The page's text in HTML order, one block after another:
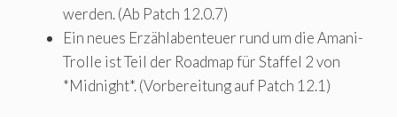
werden. (Ab Patch 12.0.7)
Ein neues Erzählabenteuer rund um die Amani-
Trolle ist Teil der Roadmap für Staffel 2 von
*Midnight*. (Vorbereitung auf Patch 12.1)